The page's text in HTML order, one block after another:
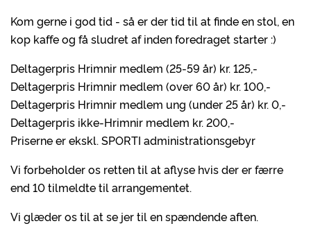
Kom gerne i god tid - så er der tid til at finde en stol, en
kop kaffe og få sludret af inden foredraget starter :)
Deltagerpris Hrimnir medlem (25-59 år) kr. 125,-
Deltagerpris Hrimnir medlem (over 60 år) kr. 100,-
Deltagerpris Hrimnir medlem ung (under 25 år) kr. 0,-
Deltagerpris ikke-Hrimnir medlem kr. 200,-
Priserne er ekskl. SPORTI administrationsgebyr
Vi forbeholder os retten til at aflyse hvis der er færre
end 10 tilmeldte til arrangementet.
Vi glæder os til at se jer til en spændende aften.